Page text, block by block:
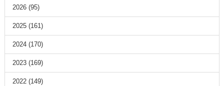
2026(95)
2025(161)
2024(170)
2023(169)
2022(149)